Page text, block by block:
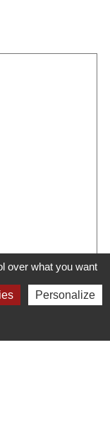
over what you want
Personalize